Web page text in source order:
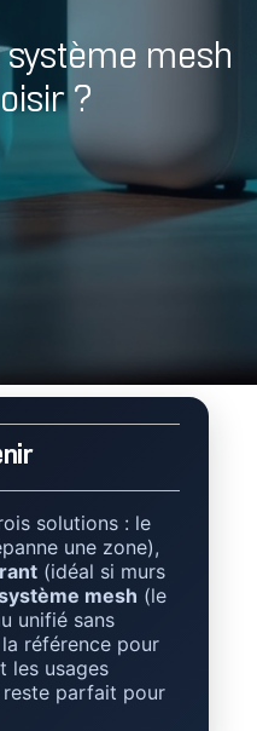
système mesh
?
solutions : le
une zone),
(idéal si murs
mesh (le
unifié sans
référence pour
les usages
parfait pour